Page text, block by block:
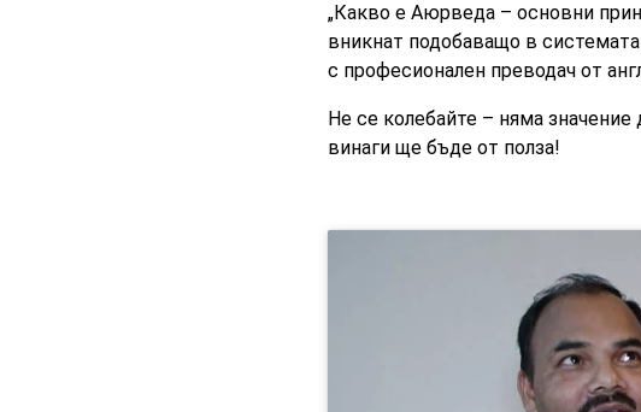
„Какво е Аюрведа – основни
вникнат подобаващо в
с професионален преводач от
Не се колебайте – няма
винаги ще бъде от полза!